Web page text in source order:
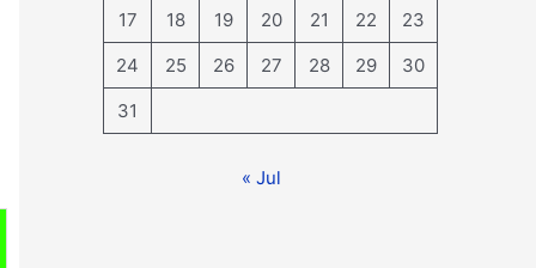
17
18 19 20 21 22
23
24
25 26 27 28 29
30
31
« Jul